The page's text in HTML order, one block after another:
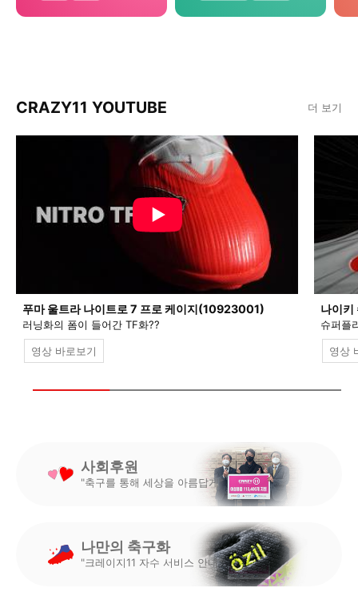
CRAZY11 YOUTUBE 더 보기
푸마 울트라 나이트로 7 프로 케이지(10923001)
러닝화의 폼이 들어간 TF화??
영상 바로보기
나이
슈퍼플
영상
사회후원
"축구를 통해 세상을 아름답게"
나만의 축구화
"크레이지11 자수 서비스 안내"